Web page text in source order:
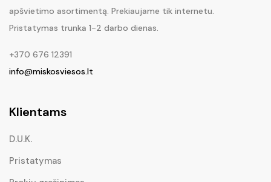
apšvietimo asortimentą. Prekiaujame tik internetu.
Pristatymas trunka 1-2 darbo dienas.
+370 676 12391
info@miskosviesos.lt
Klientams
D.U.K.
Pristatymas